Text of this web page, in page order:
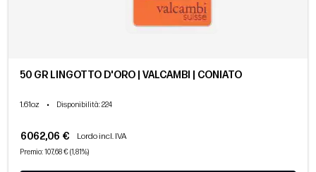
50 GR LINGOTTO D'ORO | VALCAMBI | CONIATO
1.61oz • Disponibilità: 224
6062,06 € Lordo incl. IVA
Premio: 107,68 € (1,81%)